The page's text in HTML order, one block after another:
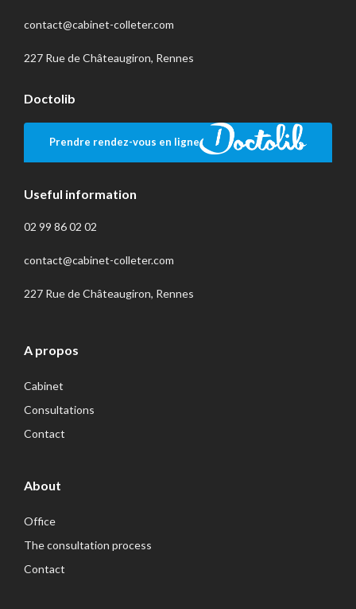
contact@cabinet-colleter.com
227 Rue de Châteaugiron, Rennes
Doctolib
Prendre rendez-vous en ligne
Useful information
02 99 86 02 02
contact@cabinet-colleter.com
227 Rue de Châteaugiron, Rennes
A propos
Cabinet
Consultations
Contact
About
Office
The consultation process
Contact